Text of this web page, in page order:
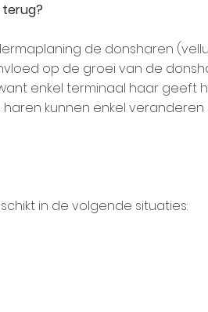
de donsharen
op de groei van de
enkel terminaal haar geeft
haren kunnen enkel
in de volgende situaties: